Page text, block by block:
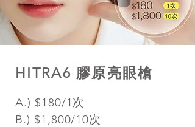
HITRA6 膠原亮眼槍
A.) $180/1次
B.) $1,800/10次